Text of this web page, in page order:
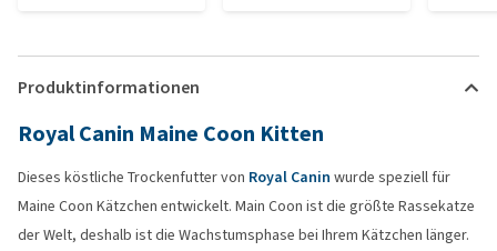
Produktinformationen
Royal Canin Maine Coon Kitten
Dieses köstliche Trockenfutter von Royal Canin wurde speziell für
Maine Coon Kätzchen entwickelt. Main Coon ist die größte Rassekatze
der Welt, deshalb ist die Wachstumsphase bei Ihrem Kätzchen länger.